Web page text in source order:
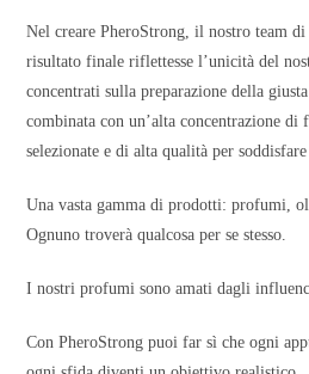
Nel creare PheroStrong, il nostro team
risultato finale riflettesse l’unicità del
concentrati sulla preparazione della
combinata con un’alta concentrazione di
selezionate e di alta qualità per
Una vasta gamma di prodotti: profumi,
Ognuno troverà qualcosa per se stesso.
I nostri profumi sono amati dagli
Con PheroStrong puoi far sì che ogni